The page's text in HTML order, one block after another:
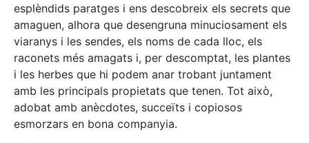
esplèndids paratges i ens descobreix els secrets que
amaguen, alhora que desengruna minuciosament els
viaranys i les sendes, els noms de cada lloc, els
raconets més amagats i, per descomptat, les plantes
i les herbes que hi podem anar trobant juntament
amb les principals propietats que tenen. Tot això,
adobat amb anècdotes, succeïts i copiosos
esmorzars en bona companyia.